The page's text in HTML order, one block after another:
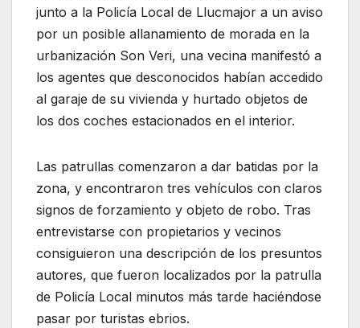
junto a la Policía Local de Llucmajor a un aviso
por un posible allanamiento de morada en la
urbanización Son Veri, una vecina manifestó a
los agentes que desconocidos habían accedido
al garaje de su vivienda y hurtado objetos de
los dos coches estacionados en el interior.
Las patrullas comenzaron a dar batidas por la
zona, y encontraron tres vehículos con claros
signos de forzamiento y objeto de robo. Tras
entrevistarse con propietarios y vecinos
consiguieron una descripción de los presuntos
autores, que fueron localizados por la patrulla
de Policía Local minutos más tarde haciéndose
pasar por turistas ebrios.